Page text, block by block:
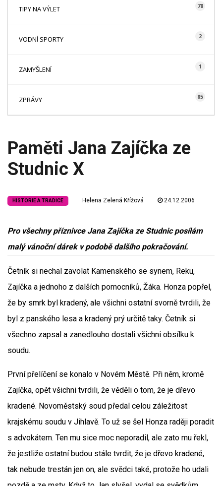
TIPY NA VÝLET 78
VODNÍ SPORTY 2
ZAMYŠLENÍ 1
ZPRÁVY 85
Paměti Jana Zajíčka ze
Studnic X
HISTORIE A TRADICE Helena Zelená Křížová 24.12.2006
Pro všechny příznivce Jana Zajíčka ze Studnic posílám
malý vánoční dárek v podobě dalšího pokračování.
Četník si nechal zavolat Kamenského se synem, Reku,
Zajíčka a jednoho z dalších pomocníků, Žáka. Honza popřel,
že by smrk byl kradený, ale všichni ostatní svorně tvrdili, že
byl z panského lesa a kradený prý určitě taky. Četník si
všechno zapsal a zanedlouho dostali všichni obsílku k
soudu.
První přelíčení se konalo v Novém Městě. Při něm, kromě
Zajíčka, opět všichni tvrdili, že věděli o tom, že je dřevo
kradené. Novoměstský soud předal celou záležitost
krajskému soudu v Jihlavě. To už se šel Honza raději poradit
s advokátem. Ten mu sice moc neporadil, ale zato mu řekl,
že jestliže ostatní budou stále tvrdit, že je dřevo kradené,
tak nebude trestán jen on, ale svědci také, protože ho udali